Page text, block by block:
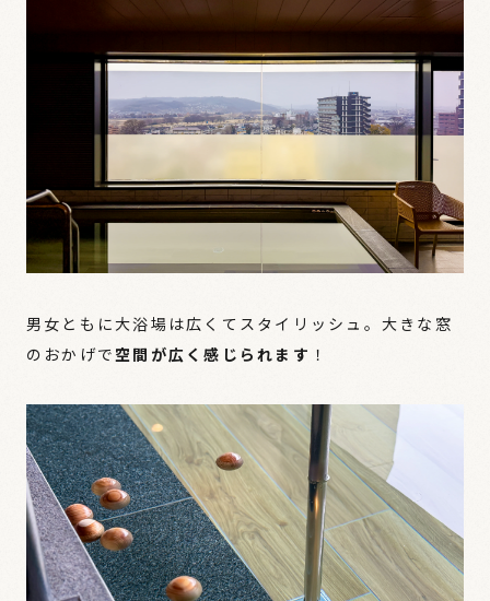
男女ともに大浴場は広くてスタイリッシュ。大きな窓
のおかげで空間が広く感じられます ！